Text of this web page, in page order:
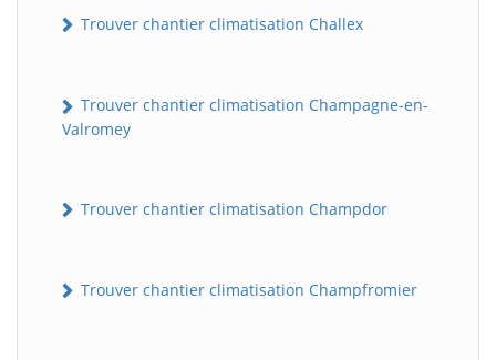
Trouver chantier climatisation Challex
Trouver chantier climatisation Champagne-en-
Valromey
Trouver chantier climatisation Champdor
Trouver chantier climatisation Champfromier